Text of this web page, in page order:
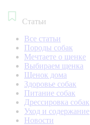
Статьи
Все статьи
Породы собак
Мечтаете о щенке
Выбираем щенка
Щенок дома
Здоровье собак
Питание собак
Дрессировка собак
Уход и содержание
Новости